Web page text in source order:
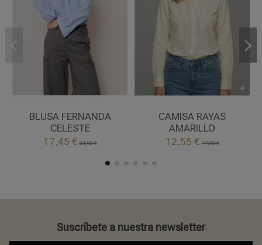
BLUSA FERNANDA
CELESTE
17,45 €24,90 €
UNICA
CELESTE
 Añadir al carrito
CAMISA RAYAS
AMARILLO
12,55 €17,90 €
XL 2XL
AMARILLO
 Añadir al carrito
Suscríbete a nuestra newsletter